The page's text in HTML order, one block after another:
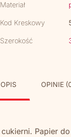
Materiał
Kod Kreskowy
Szerokość
OPIS OPINIE
Papier